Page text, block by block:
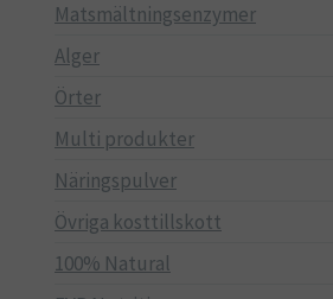
Matsmältningsenzymer
Alger
Örter
Multi produkter
Näringspulver
Övriga kosttillskott
100% Natural